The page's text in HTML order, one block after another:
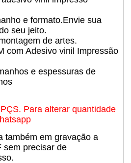
e formato.Envie sua
seu jeito.
de artes.
com Adesivo vinil Impressão
e espessuras de
Para alterar quantidade
também em gravação a
sem precisar de